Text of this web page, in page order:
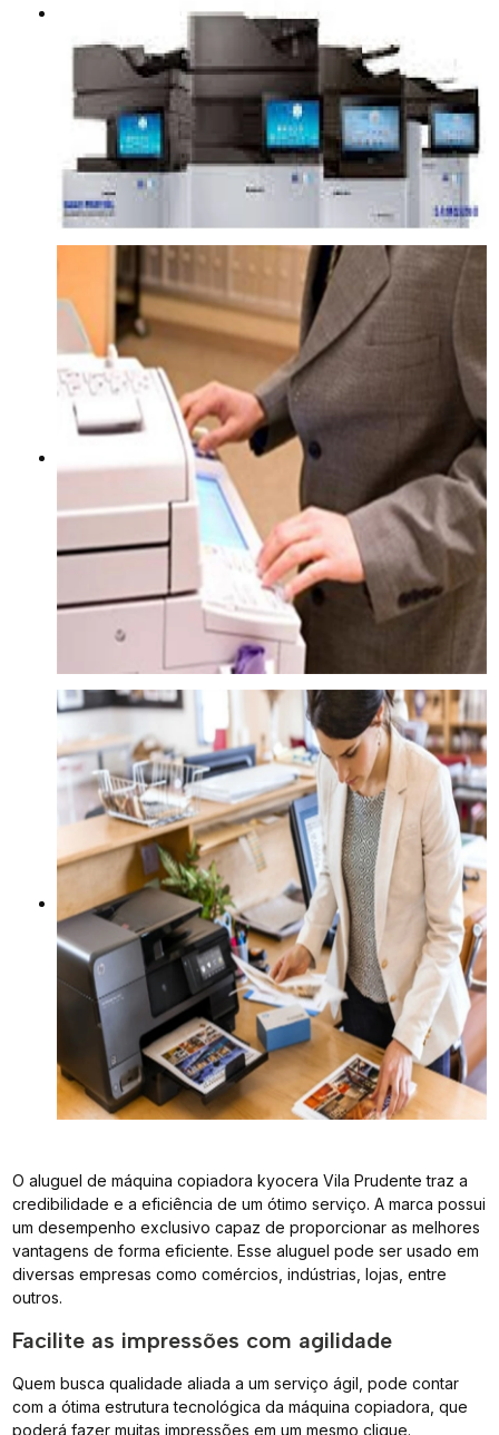
O aluguel de máquina copiadora kyocera Vila Prudente traz a
credibilidade e a eficiência de um ótimo serviço. A marca possui
um desempenho exclusivo capaz de proporcionar as melhores
vantagens de forma eficiente. Esse aluguel pode ser usado em
diversas empresas como comércios, indústrias, lojas, entre
outros.
Facilite as impressões com agilidade
Quem busca qualidade aliada a um serviço ágil, pode contar
com a ótima estrutura tecnológica da máquina copiadora, que
poderá fazer muitas impressões em um mesmo clique.